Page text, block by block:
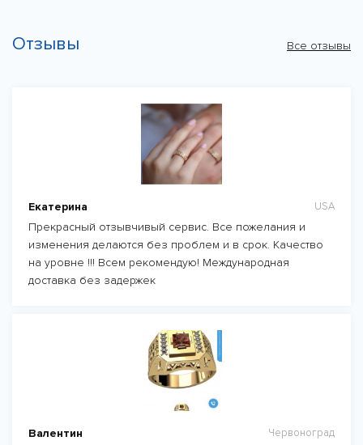
Отзывы Все отзывы
Екатерина USA
Прекрасный отзывчивый сервис. Все пожелания и
изменения делаются без проблем и в срок. Качество
на уровне !!! Всем рекомендую! Международная
доставка без задержек
Валентин Червоноград